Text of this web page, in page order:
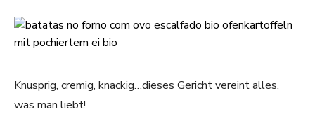
Knusprig, cremig, knackig…dieses Gericht vereint alles,
was man liebt!